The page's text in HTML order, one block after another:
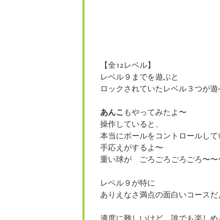
【全12レベル】
レベル９までを遊ぶと
ロックされていたレベル３つが
あんこ もやってみたよ〜
操作していると、
本当にボールをコントロールして
手応えがするよ〜
重い球が ごろごろごろごろ〜〜
レベル９が特に
ありえなさ満点の面白いコースだ